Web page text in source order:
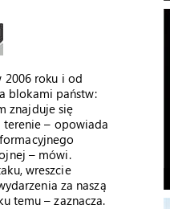
2006 roku i od
blokami państw:
znajduje się
terenie – opowiada
– mówi.
wreszcie
za naszą
temu – zaznacza.